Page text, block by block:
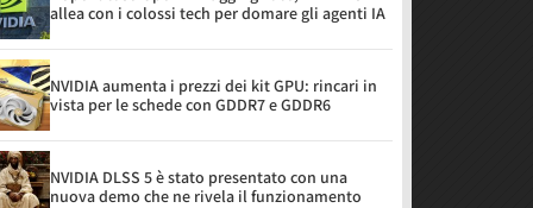
allea con i colossi tech per domare gli agenti IA
NVIDIA aumenta i prezzi dei kit GPU: rincari in
vista per le schede con GDDR7 e GDDR6
NVIDIA DLSS 5 è stato presentato con una
nuova demo che ne rivela il funzionamento